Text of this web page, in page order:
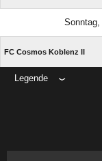
Sonntag,
FC Cosmos Koblenz II
Legende